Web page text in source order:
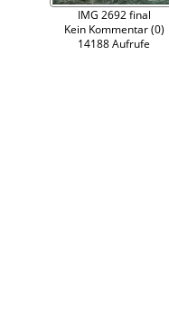
IMG 2692 final
Kein Kommentar (0)
14188 Aufrufe